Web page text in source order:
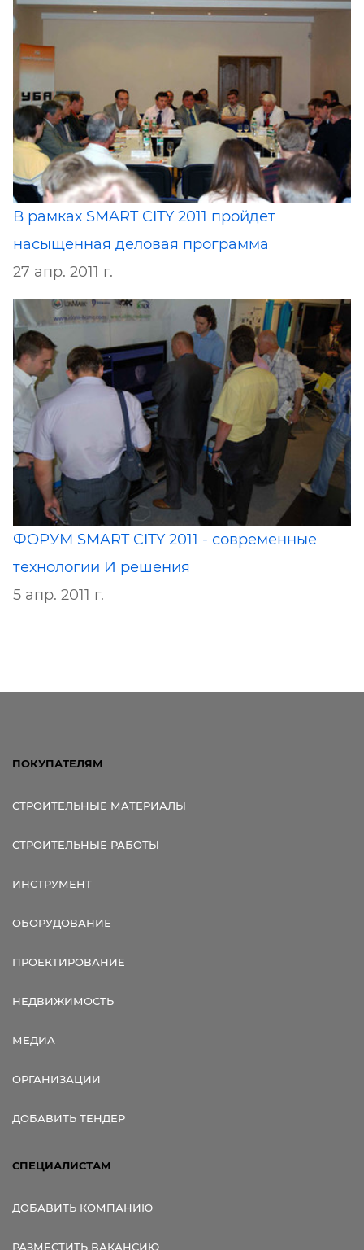
В рамках SMART CITY 2011 пройдет
насыщенная деловая программа
27 апр. 2011 г.
ФОРУМ SMART CITY 2011 - современные
технологии И решения
5 апр. 2011 г.
ПОКУПАТЕЛЯМ
СТРОИТЕЛЬНЫЕ МАТЕРИАЛЫ
СТРОИТЕЛЬНЫЕ РАБОТЫ
ИНСТРУМЕНТ
ОБОРУДОВАНИЕ
ПРОЕКТИРОВАНИЕ
НЕДВИЖИМОСТЬ
МЕДИА
ОРГАНИЗАЦИИ
ДОБАВИТЬ ТЕНДЕР
СПЕЦИАЛИСТАМ
ДОБАВИТЬ КОМПАНИЮ
РАЗМЕСТИТЬ ВАКАНСИЮ